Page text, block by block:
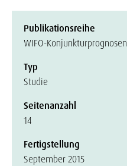
Publikationsreihe
WIFO-Konjunkturprognosen
Typ
Studie
Seitenanzahl
14
Fertigstellung
September 2015